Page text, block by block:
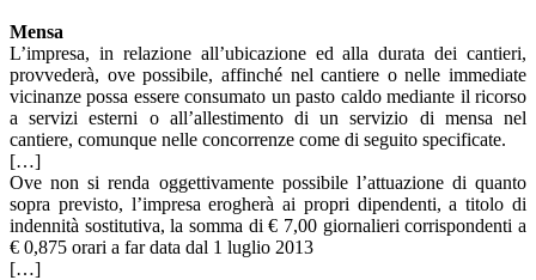
Mensa
L’impresa, in relazione all’ubicazione ed alla durata dei cantieri,
provvederà, ove possibile, affinché nel cantiere o nelle immediate
vicinanze possa essere consumato un pasto caldo mediante il ricorso
a servizi esterni o all’allestimento di un servizio di mensa nel
cantiere, comunque nelle concorrenze come di seguito specificate.
[…]
Ove non si renda oggettivamente possibile l’attuazione di quanto
sopra previsto, l’impresa erogherà ai propri dipendenti, a titolo di
indennità sostitutiva, la somma di € 7,00 giornalieri corrispondenti a
€ 0,875 orari a far data dal 1 luglio 2013
[…]